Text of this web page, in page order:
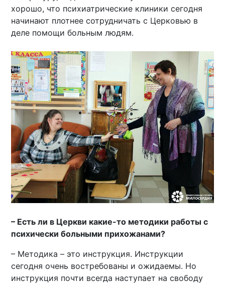
хорошо, что психиатрические клиники сегодня
начинают плотнее сотрудничать с Церковью в
деле помощи больным людям.
– Есть ли в Церкви какие-то методики работы с
психически больными прихожанами?
– Методика – это инструкция. Инструкции
сегодня очень востребованы и ожидаемы. Но
инструкция почти всегда наступает на свободу